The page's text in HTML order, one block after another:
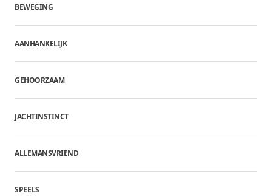
BEWEGING
AANHANKELIJK
GEHOORZAAM
JACHTINSTINCT
ALLEMANSVRIEND
SPEELS